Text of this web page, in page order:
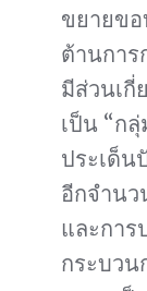
ขยายข
ต้านการ
มีส่วนเกี่
เป็น “ก
ประเด็น
อีกจำนว
และกา
กระบวน